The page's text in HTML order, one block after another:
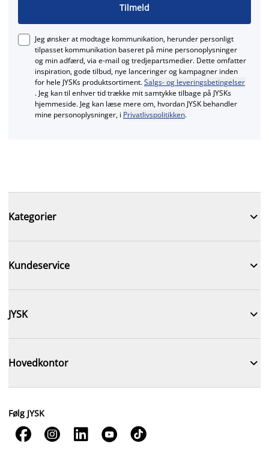
Tilmeld
Jeg ønsker at modtage kommunikation, herunder personligt
tilpasset kommunikation baseret på mine personoplysninger
og min adfærd, via e‑mail og tredjepartsmedier. Dette omfatter
inspiration, gode tilbud, nye lanceringer og kampagner inden
for hele JYSKs produktsortiment.Salgs- og leveringsbetingelser
. Jeg kan til enhver tid trække mit samtykke tilbage på JYSKs
hjemmeside. Jeg kan læse mere om, hvordan JYSK behandler
mine personoplysninger, i Privatlivspolitikken.
Kategorier 
Kundeservice 
JYSK 
Hovedkontor 
Følg JYSK
    